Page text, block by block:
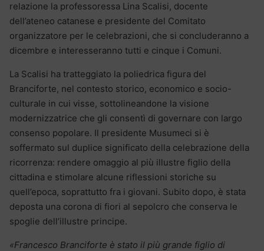
relazione la professoressa Lina Scalisi, docente
dell’ateneo catanese e presidente del Comitato
organizzatore per le celebrazioni, che si concluderanno a
dicembre e interesseranno tutti e cinque i Comuni.
La Scalisi ha tratteggiato la poliedrica figura del
Branciforte, nel contesto storico, economico e socio-
culturale in cui visse, sottolineandone la visione
modernizzatrice che gli consentì di governare con largo
consenso popolare. Il presidente Musumeci si è
soffermato sul duplice significato della celebrazione della
ricorrenza: rendere omaggio al più illustre figlio della
cittadina e stimolare alcune riflessioni storiche su
quell’epoca, soprattutto fra i giovani. Subito dopo, è stata
deposta una corona di fiori al sepolcro che conserva le
spoglie dell’illustre principe.
«Francesco Branciforte è stato il più grande figlio di